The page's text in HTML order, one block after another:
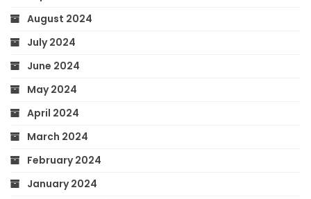
August 2024
July 2024
June 2024
May 2024
April 2024
March 2024
February 2024
January 2024